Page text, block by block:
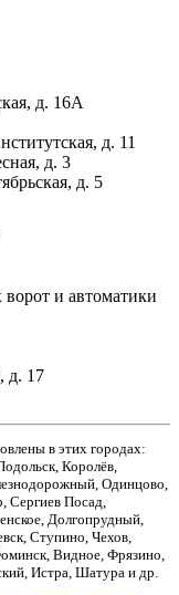
д. 16А
д. 11
д. 3
д. 5
и автоматики
д. 17
в этих городах:
Королёв,
Одинцово,
Сергиев Посад,
Долгопрудный,
Ступино, Чехов,
Видное, Фрязино,
Истра, Шатура и др.